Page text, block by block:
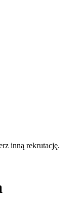
inną rekrutację.